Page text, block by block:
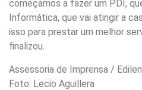
começamos a fazer um PDI,
Informática, que vai atingir a
isso para prestar um melhor
finalizou.
Assessoria de Imprensa /
Foto: Lecio Aguillera